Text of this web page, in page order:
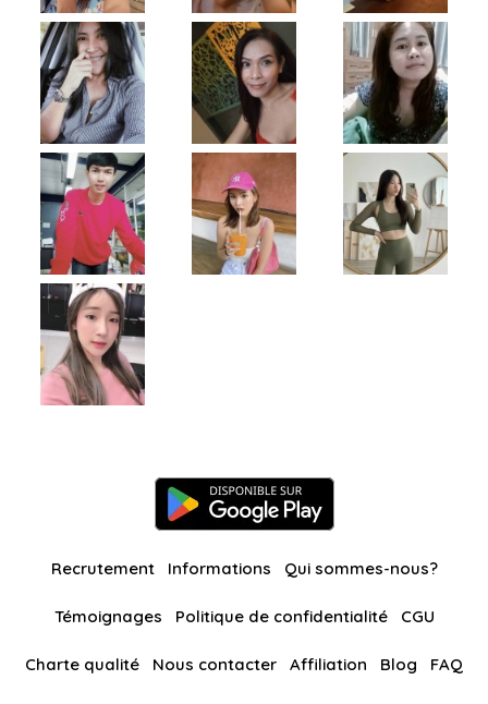
Recrutement Informations Qui sommes-nous?
Témoignages Politique de confidentialité CGU
Charte qualité Nous contacter Affiliation Blog FAQ